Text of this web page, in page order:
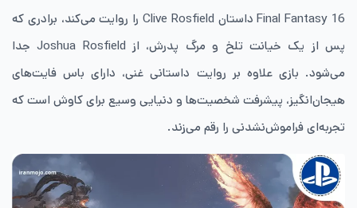
Final Fantasy 16 داستان Clive Rosfield را روایت می‌کند، برادری که
پس از یک خیانت تلخ و مرگ پدرش، از Joshua Rosfield جدا
می‌شود. بازی علاوه بر روایت داستانی غنی، دارای باس فایت‌های
هیجان‌انگیز، پیشرفت شخصیت‌ها و دنیایی وسیع برای کاوش است که
تجربه‌ای فراموش‌نشدنی را رقم می‌زند.